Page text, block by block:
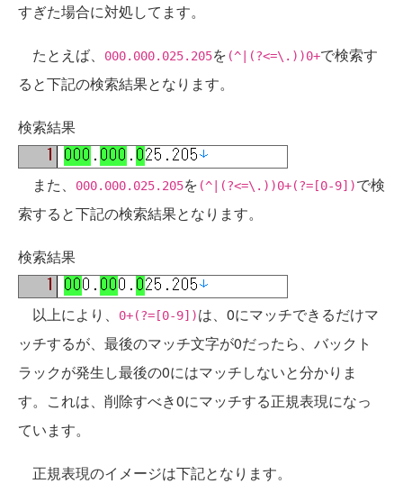
すぎた場合に対処してます。
たとえば、 000.000.025.205を (^|(?<=\.))0+で検索す
ると下記の検索結果となります。
検索結果
また、 000.000.025.205を (^|(?<=\.))0+(?=[0-9])で検
索すると下記の検索結果となります。
検索結果
以上により、 0+(?=[0-9])は、0にマッチできるだけマ
ッチするが、最後のマッチ文字が0だったら、バックト
ラックが発生し最後の0にはマッチしないと分かりま
す。これは、削除すべき0にマッチする正規表現になっ
ています。
正規表現のイメージは下記となります。